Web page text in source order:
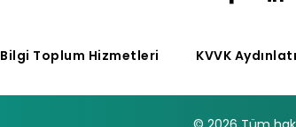
Bilgi Toplum Hizmetleri KVVK